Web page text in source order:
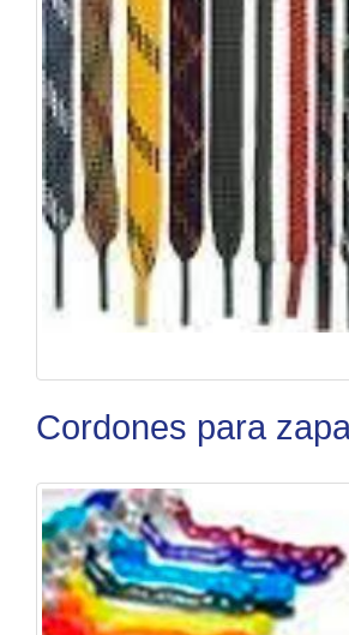
Cordones para